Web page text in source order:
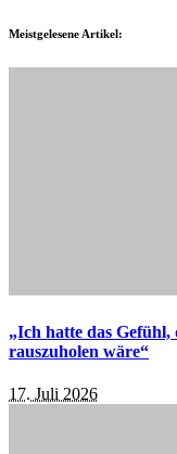
Meistgelesene Artikel:
„Ich hatte das Gefühl,
rauszuholen wäre“
17. Juli 2026